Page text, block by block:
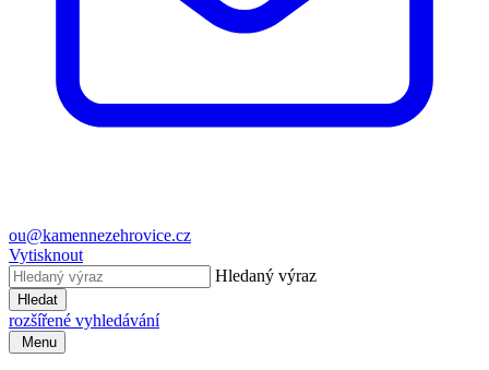
ou@kamennezehrovice.cz
Vytisknout
Hledaný výraz
Hledat
rozšířené vyhledávání
Menu